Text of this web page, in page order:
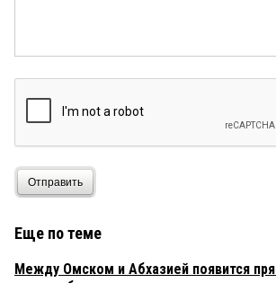
Отправить
Еще по теме
Между Омском и Абхазией появится